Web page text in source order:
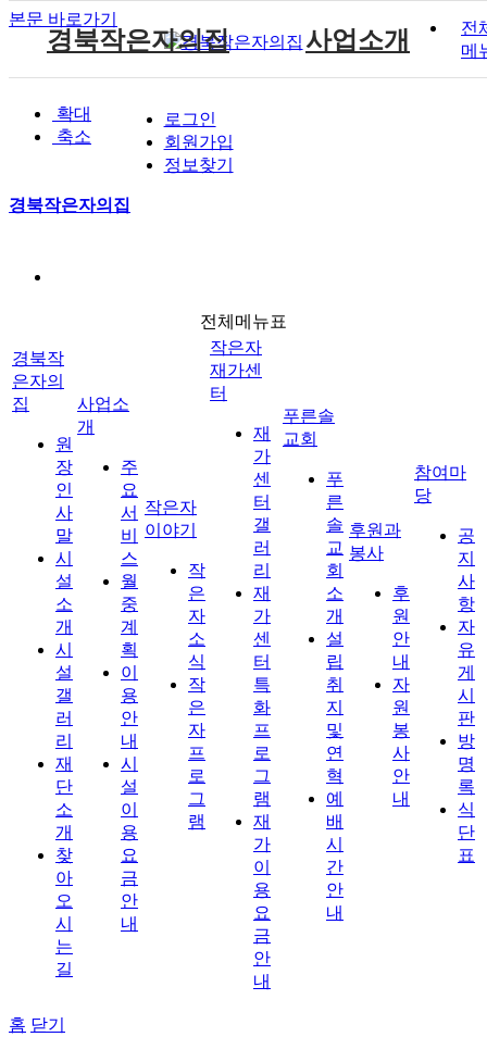
본문 바로가기
확대
축소
로그인
회원가입
정보찾기
경북작은자의집
경북작은자의집
시설소개
재단소개
사업소개
작은자이야기
작은자 프로그램
재가센터 특화프로그램
재가 이용요금 안내
후원과 봉사
자원봉사 안내
참여마당
전
메
전체메뉴표
경북작
은자의
집
원
장
인
사
말
시
설
소
개
시
설
갤
러
리
재
단
소
개
찾
아
오
시
는
길
사업소
개
주
요
서
비
스
월
중
계
획
이
용
안
내
시
설
이
용
요
금
안
내
작은자
이야기
작
은
자
소
식
작
은
자
프
로
그
램
작은자
재가센
터
재
가
센
터
갤
러
리
재
가
센
터
특
화
프
로
그
램
재
가
이
용
요
금
안
내
푸른솔
교회
푸
른
솔
교
회
소
개
설
립
취
지
및
연
혁
예
배
시
간
안
내
후원과
봉사
후
원
안
내
자
원
봉
사
안
내
참여마
당
공
지
사
항
자
유
게
시
판
방
명
록
식
단
표
홈 닫기